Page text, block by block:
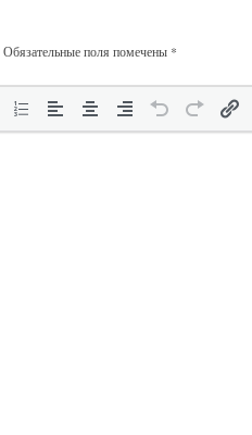
Обязательные поля помечены *